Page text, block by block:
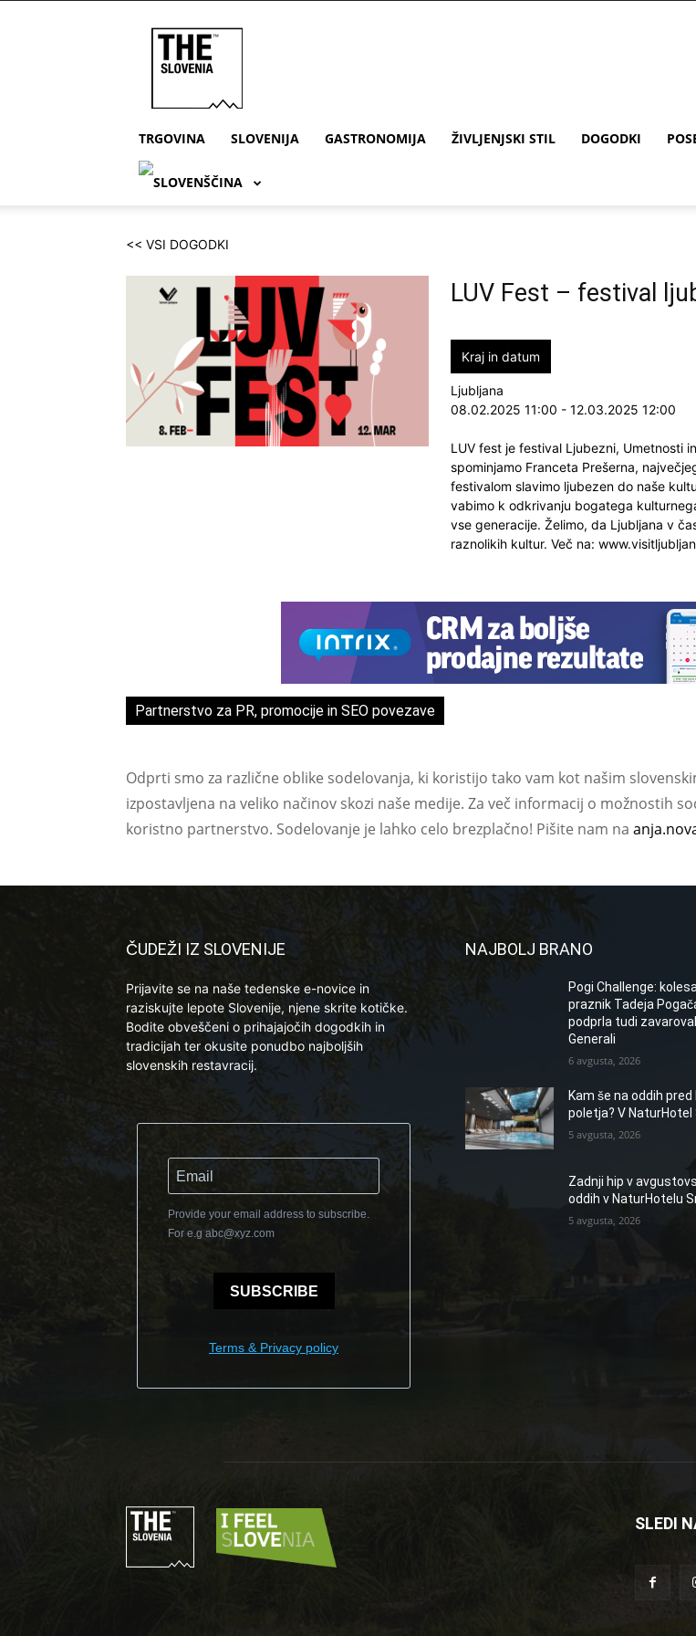
TRGOVINA SLOVENIJA GASTRONOMIJA ŽIVLJENJSKI STIL DOGODKI
<< VSI DOGODKI
LUV Fest – festival
Kraj in datum
Ljubljana
08.02.2025 11:00 - 12.03.2025 12:00
LUV fest je festival Ljubezni, Umetnosti
spominjamo Franceta Prešerna,
festivalom slavimo ljubezen do naše
vabimo k odkrivanju bogatega
vse generacije. Želimo, da Ljubljana v
raznolikih kultur. Več na:
Partnerstvo za PR, promocije in SEO povezave
Odprti smo za različne oblike sodelovanja, ki koristijo tako vam kot našim
izpostavljena na veliko načinov skozi naše medije. Za več informacij o možnostih
koristno partnerstvo. Sodelovanje je lahko celo brezplačno! Pišite nam na
ČUDEŽI IZ SLOVENIJE
Prijavite se na naše tedenske e-novice in
raziskujte lepote Slovenije, njene skrite kotičke.
Bodite obveščeni o prihajajočih dogodkih in
tradicijah ter okusite ponudbo najboljših
slovenskih restavracij.
Provide your email address to subscribe.
For e.g abc@xyz.com
SUBSCRIBE
Terms & Privacy policy
NAJBOLJ BRANO
Pogi Challenge:
praznik Tadeja
podprla tudi
Generali
6 avgusta, 2026
Kam še na oddih
poletja? V NaturHotel
5 avgusta, 2026
Zadnji hip v
oddih v NaturHotelu
5 avgusta, 2026
SLEDI